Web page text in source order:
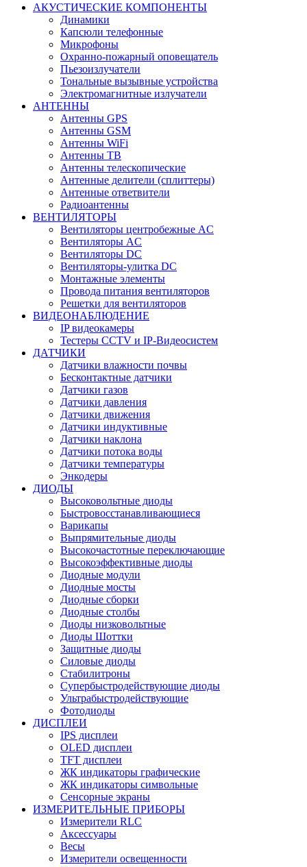
АКУСТИЧЕСКИЕ КОМПОНЕНТЫ
Динамики
Капсюли телефонные
Микрофоны
Охранно-пожарный оповещатель
Пьезоизлучатели
Тональные вызывные устройства
Электромагнитные излучатели
АНТЕННЫ
Антенны GPS
Антенны GSM
Антенны WiFi
Антенны ТВ
Антенны телескопические
Антенные делители (сплиттеры)
Антенные ответвители
Радиоантенны
ВЕНТИЛЯТОРЫ
Вентиляторы центробежные AC
Вентиляторы AC
Вентиляторы DC
Вентиляторы-улитка DC
Монтажные элементы
Провода питания вентиляторов
Решетки для вентиляторов
ВИДЕОНАБЛЮДЕНИЕ
IP видеокамеры
Тестеры CCTV и IP-Видеосистем
ДАТЧИКИ
Датчики влажности почвы
Бесконтактные датчики
Датчики газов
Датчики давления
Датчики движения
Датчики индуктивные
Датчики наклона
Датчики потока воды
Датчики температуры
Энкодеры
ДИОДЫ
Высоковольтные диоды
Быстровосстанавливающиеся
Варикапы
Выпрямительные диоды
Высокочастотные переключающие
Высокоэффективные диоды
Диодные модули
Диодные мосты
Диодные сборки
Диодные столбы
Диоды низковольтные
Диоды Шоттки
Защитные диоды
Силовые диоды
Стабилитроны
Супербыстродействующие диоды
Ультрабыстродействующие
Фотодиоды
ДИСПЛЕИ
IPS дисплеи
OLED дисплеи
TFT дисплеи
ЖК индикаторы графические
ЖК индикаторы символьные
Сенсорные экраны
ИЗМЕРИТЕЛЬНЫЕ ПРИБОРЫ
Измерители RLC
Аксессуары
Весы
Измерители освещенности